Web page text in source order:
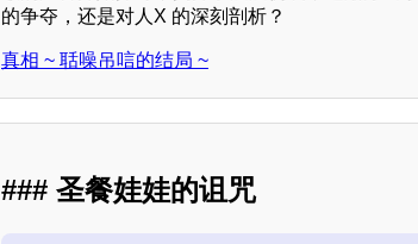
的争夺，还是对人X 的深刻剖析？
真相 ~ 聒噪吊唁的结局 ~
### 圣餐娃娃的诅咒